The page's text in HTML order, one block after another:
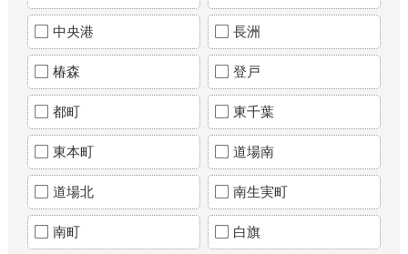
中央港 長洲
椿森 登戸
都町 東千葉
東本町 道場南
道場北 南生実町
南町 白旗